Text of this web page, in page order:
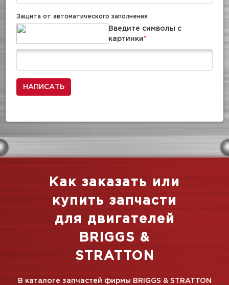
Защита от автоматического заполнения
Введите символы с
картинки*
Как заказать или
купить запчасти
для двигателей
BRIGGS &
STRATTON
В каталоге запчастей фирмы BRIGGS & STRATTON